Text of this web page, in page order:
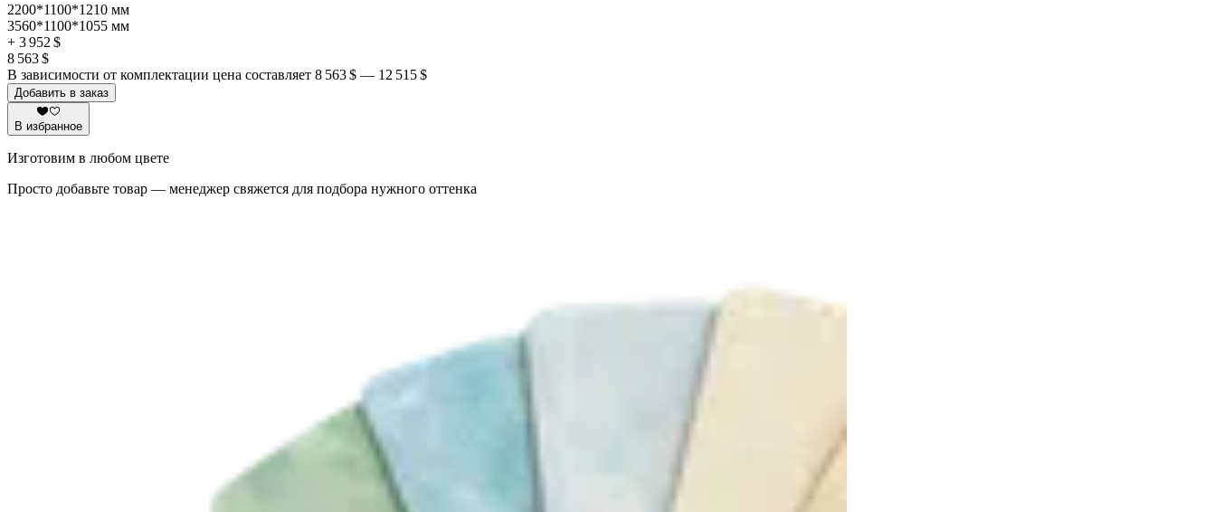
2200*1100*1210 мм
3560*1100*1055 мм
+ 3 952 $
8 563 $
В зависимости от комплектации цена составляет 8 563 $ — 12 515 $
Добавить в заказ
В избранное
Изготовим в любом цвете
Просто добавьте товар — менеджер свяжется для подбора нужного оттенка